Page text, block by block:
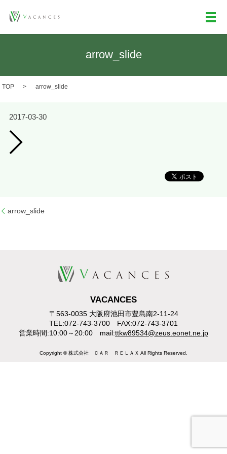
メ
arrow_slide
TOP arrow_slide
2017-03-30
arrow_slide
VACANCES
〒563-0035 大阪府池田市豊島南2-11-24
TEL:072-743-3700 FAX:072-743-3701
営業時間:10:00～20:00 mail:ttkw89534@zeus.eonet.ne.jp
Copyright © 株式会社 ＣＡＲ ＲＥＬＡＸ All Rights Reserved.